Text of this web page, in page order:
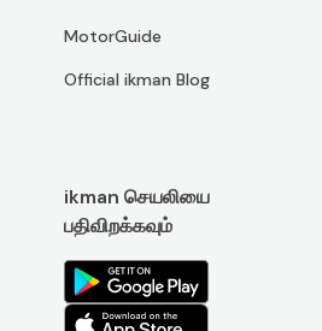
MotorGuide
Official ikman Blog
ikman செயலியை
பதிவிறக்கவும்